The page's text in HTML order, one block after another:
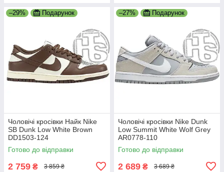
–29% Подарунок
Чоловічі кросівки Найк Nike
SB Dunk Low White Brown
DD1503-124
Готово до відправки
2 759 ₴ 3 859 ₴
–27% Подарунок
Чоловічі кросівки Nike Dunk
Low Summit White Wolf Grey
AR0778-110
Готово до відправки
2 689 ₴ 3 689 ₴